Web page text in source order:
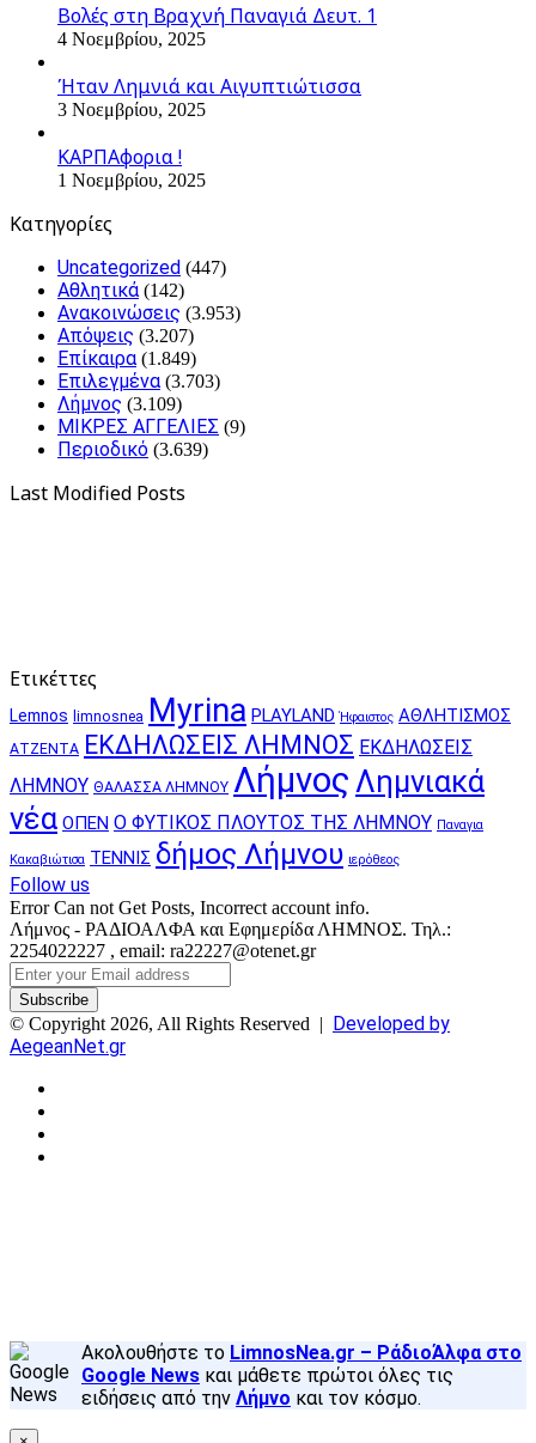
Βολές στη Βραχνή Παναγιά Δευτ. 1
4 Νοεμβρίου, 2025
Ήταν Λημνιά και Αιγυπτιώτισσα
3 Νοεμβρίου, 2025
ΚΑΡΠΑφορια !
1 Νοεμβρίου, 2025
Kατηγορίες
Uncategorized (447)
Αθλητικά (142)
Ανακοινώσεις (3.953)
Απόψεις (3.207)
Επίκαιρα (1.849)
Επιλεγμένα (3.703)
Λήμνος (3.109)
ΜΙΚΡΕΣ ΑΓΓΕΛΙΕΣ (9)
Περιοδικό (3.639)
Last Modified Posts
Ετικέττες
Lemnos limnosnea Myrina PLAYLAND Ήφαιστος ΑΘΛΗΤΙΣΜΟΣ
ΑΤΖΕΝΤΑ ΕΚΔΗΛΩΣΕΙΣ ΛΗΜΝΟΣ ΕΚΔΗΛΩΣΕΙΣ
ΛΗΜΝΟΥ ΘΑΛΑΣΣΑ ΛΗΜΝΟΥ Λήμνος Λημνιακά
νέα ΟΠΕΝ Ο ΦΥΤΙΚΟΣ ΠΛΟΥΤΟΣ ΤΗΣ ΛΗΜΝΟΥ Παναγια
Κακαβιώτισα ΤΕΝΝΙΣ δήμος Λήμνου ιερόθεος
Follow us
Error Can not Get Posts, Incorrect account info.
Λήμνος - ΡΑΔΙΟΑΛΦΑ και Εφημερίδα ΛΗΜΝΟΣ. Τηλ.:
2254022227 , email: ra22227@otenet.gr
Enter
your
Email
address
© Copyright 2026, All Rights Reserved | Developed by
AegeanNet.gr
Ακολουθήστε το LimnosNea.gr – ΡάδιοΆλφα στο
Google News και μάθετε πρώτοι όλες τις
ειδήσεις από την Λήμνο και τον κόσμο.